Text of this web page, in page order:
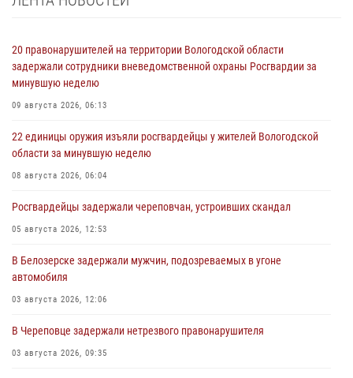
20 правонарушителей на территории Вологодской области
задержали сотрудники вневедомственной охраны Росгвардии за
минувшую неделю
09 августа 2026, 06:13
22 единицы оружия изъяли росгвардейцы у жителей Вологодской
области за минувшую неделю
08 августа 2026, 06:04
Росгвардейцы задержали череповчан, устроивших скандал
05 августа 2026, 12:53
В Белозерске задержали мужчин, подозреваемых в угоне
автомобиля
03 августа 2026, 12:06
В Череповце задержали нетрезвого правонарушителя
03 августа 2026, 09:35